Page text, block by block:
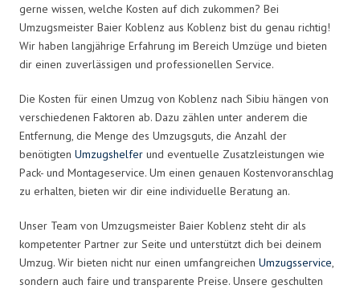
gerne wissen, welche Kosten auf dich zukommen? Bei
Umzugsmeister Baier Koblenz aus Koblenz bist du genau richtig!
Wir haben langjährige Erfahrung im Bereich Umzüge und bieten
dir einen zuverlässigen und professionellen Service.
Die Kosten für einen Umzug von Koblenz nach Sibiu hängen von
verschiedenen Faktoren ab. Dazu zählen unter anderem die
Entfernung, die Menge des Umzugsguts, die Anzahl der
benötigten Umzugshelfer und eventuelle Zusatzleistungen wie
Pack- und Montageservice. Um einen genauen Kostenvoranschlag
zu erhalten, bieten wir dir eine individuelle Beratung an.
Unser Team von Umzugsmeister Baier Koblenz steht dir als
kompetenter Partner zur Seite und unterstützt dich bei deinem
Umzug. Wir bieten nicht nur einen umfangreichen Umzugsservice,
sondern auch faire und transparente Preise. Unsere geschulten